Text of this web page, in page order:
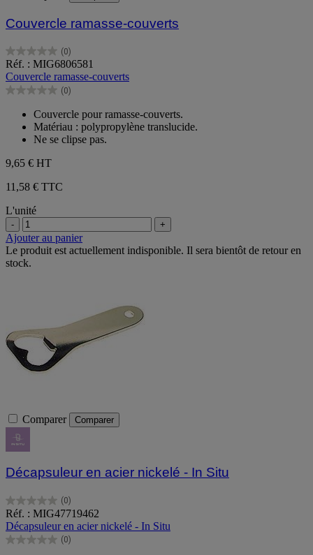
Couvercle ramasse-couverts
(0)
0.0
sur
5
étoiles.
Réf. : MIG6806581
Couvercle ramasse-couverts
(0)
0.0
étoiles.
Couvercle pour ramasse-couverts.
Matériau : polypropylène translucide.
Ne se clipse pas.
9,65 € HT
11,58 € TTC
L'unité
- +
Ajouter au panier
Le produit est actuellement indisponible. Il sera bientôt de retour en
stock.
Comparer Comparer
Décapsuleur en acier nickelé - In Situ
(0)
0.0
sur
5
étoiles.
Réf. : MIG47719462
Décapsuleur en acier nickelé - In Situ
(0)
0.0